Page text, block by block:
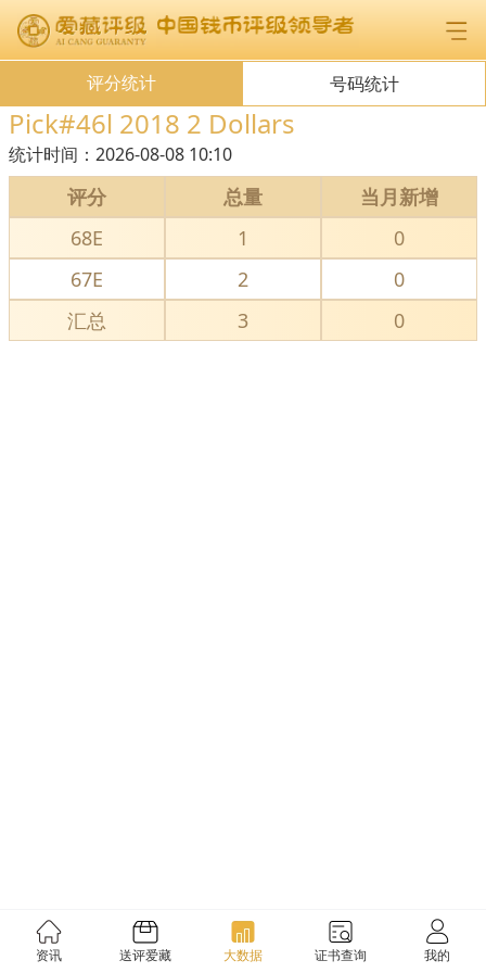
评分统计 号码统计
Pick#46l 2018 2 Dollars
统计时间： 2026-08-08 10:10
评分 总量
当月新增
68E
1
0
67E
2
0
汇总
3 0
资讯 送评爱藏 大数据 证书查询 我的